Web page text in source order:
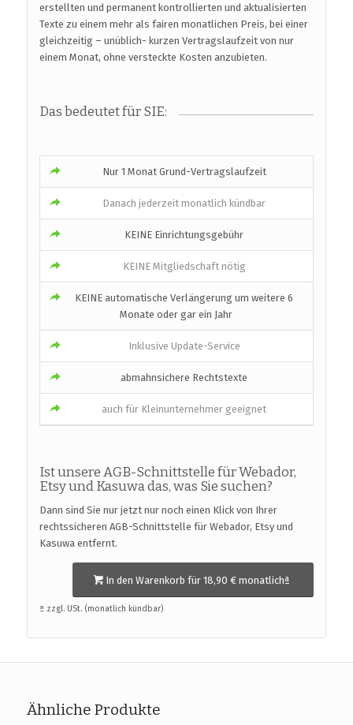
erstellten und permanent kontrollierten und aktualisierten
Texte zu einem mehr als fairen monatlichen Preis, bei einer
gleichzeitig – unüblich- kurzen Vertragslaufzeit von nur
einem Monat, ohne versteckte Kosten anzubieten.
Das bedeutet für SIE:
Nur 1 Monat Grund-Vertragslaufzeit
Danach jederzeit monatlich kündbar
KEINE Einrichtungsgebühr
KEINE Mitgliedschaft nötig
KEINE automatische Verlängerung um weitere 6
Monate oder gar ein Jahr
Inklusive Update-Service
abmahnsichere Rechtstexte
auch für Kleinunternehmer geeignet
Ist unsere AGB-Schnittstelle für Webador,
Etsy und Kasuwa das, was Sie suchen?
Dann sind Sie nur jetzt nur noch einen Klick von Ihrer
rechtssicheren AGB-Schnittstelle für Webador, Etsy und
Kasuwa entfernt.
In den Warenkorb für 18,90 € monatlichª
ª zzgl. USt. (monatlich kündbar)
Ähnliche Produkte